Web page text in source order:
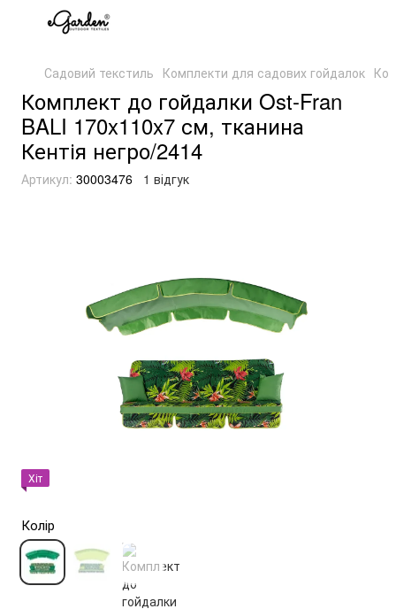
Садовий текстиль Комплекти для садових гойдалок
Комплект до гойдалки Ost-Fran
BALI 170x110x7 см, тканина
Кентія негро/2414
Артикул: 30003476 1 відгук
Хіт
Колір